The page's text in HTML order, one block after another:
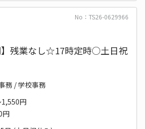
No：TS26-0629966
】残業なし☆17時定時○土日祝
務 / 学校事務
円
円